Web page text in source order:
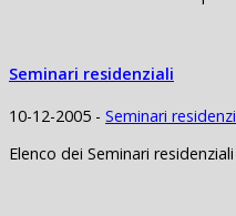
Seminari residenziali
10-12-2005 - Seminari
Elenco dei Seminari residenziali